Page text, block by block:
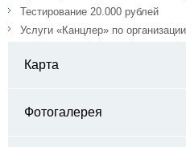
Тестирование 20.000 рублей
Услуги «Канцлер» по
Карта
Фотогалерея